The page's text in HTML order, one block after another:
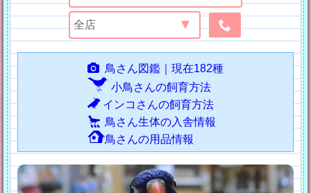
鳥さん図鑑｜現在182種
小鳥さんの飼育方法
インコさんの飼育方法
鳥さん生体の入舎情報
鳥さんの用品情報